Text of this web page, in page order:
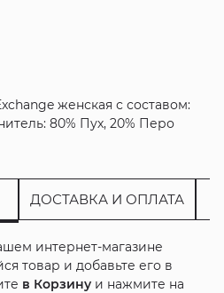
женская с составом:
80% Пух, 20% Перо
ДОСТАВКА И ОПЛАТА
интернет-магазине
товар и добавьте его в
в Корзинуи нажмите на